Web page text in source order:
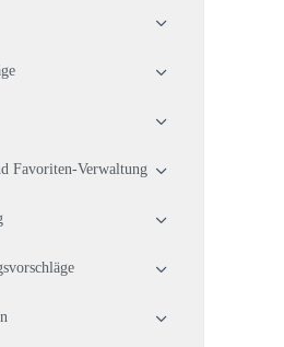
Favoriten-Verwaltung